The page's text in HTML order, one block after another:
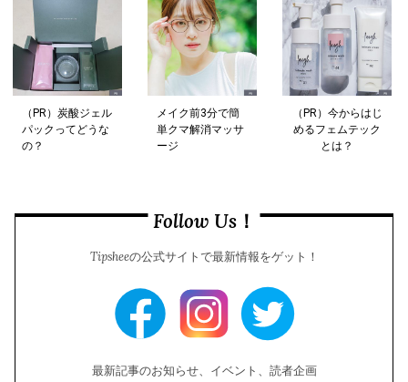
（PR）炭酸ジェル
パックってどうな
の？
メイク前3分で簡
単クマ解消マッサ
ージ
（PR）今からはじ
めるフェムテック
とは？
Follow Us！
Tipsheeの公式サイトで最新情報をゲット！
最新記事のお知らせ、イベント、読者企画